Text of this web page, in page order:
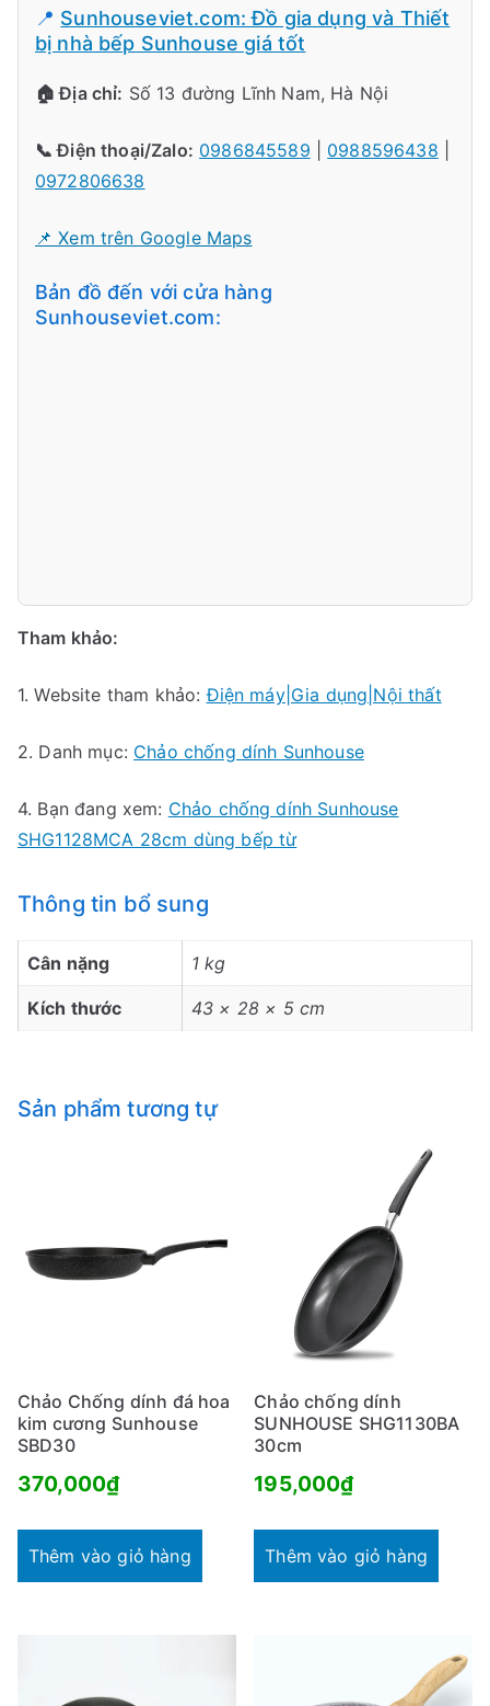
📍 Sunhouseviet.com: Đồ gia dụng và Thiết
bị nhà bếp Sunhouse giá tốt
🏠 Địa chỉ: Số 13 đường Lĩnh Nam, Hà Nội
📞 Điện thoại/Zalo: 0986845589 0988596438
0972806638
📌 Xem trên Google Maps
Bản đồ đến với cửa hàng
Sunhouseviet.com:
Tham khảo:
1. Website tham khảo:Điện máy|Gia dụng|Nội thất
2. Danh mục: Chảo chống dính Sunhouse
4. Bạn đang xem: Chảo chống dính Sunhouse
SHG1128MCA 28cm dùng bếp từ
Thông tin bổ sung
Cân nặng 1 kg
Kích thước 43 × 28 × 5 cm
Sản phẩm tương tự
Chảo Chống dính đá hoa
kim cương Sunhouse
SBD30
370,000₫
Thêm vào giỏ hàng
Chảo chống dính
SUNHOUSE SHG1130BA
30cm
195,000₫
Thêm vào giỏ hàng